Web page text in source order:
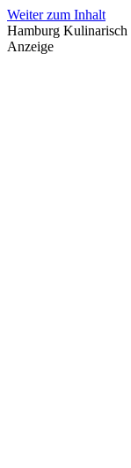
Weiter zum Inhalt
Hamburg Kulinarisch
Anzeige